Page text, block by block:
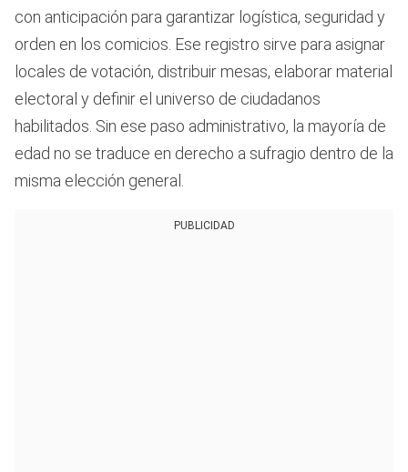
con anticipación para garantizar logística, seguridad y
orden en los comicios. Ese registro sirve para asignar
locales de votación, distribuir mesas, elaborar material
electoral y definir el universo de ciudadanos
habilitados. Sin ese paso administrativo, la mayoría de
edad no se traduce en derecho a sufragio dentro de la
misma elección general.
PUBLICIDAD